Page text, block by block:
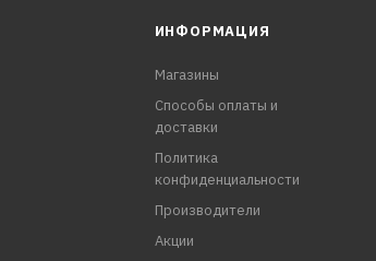
ИНФОРМАЦИЯ
Магазины
Способы оплаты и
доставки
Политика
конфиденциальности
Производители
Акции